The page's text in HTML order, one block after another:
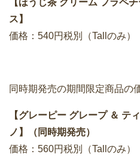
【ほうじ茶 クリーム フラペ
ス】
価格：540円税別（Tallのみ）
同時期発売の期間限定商品の
【グレーピー グレープ ＆ テ
ノ】（同時期発売）
価格：560円税別（Tallのみ）